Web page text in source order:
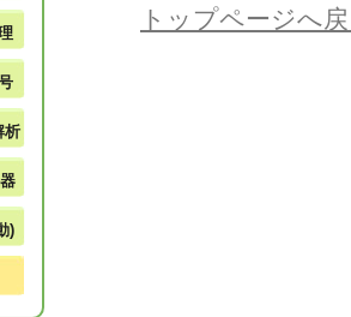
トップページへ
析
)